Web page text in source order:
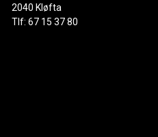
2040 Kløfta
Tlf: 67 15 37 80